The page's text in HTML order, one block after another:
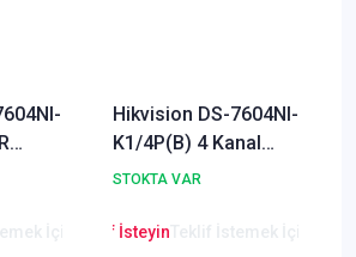
İçin Tıklayınız
Hikvision DS-7604NI-
K1/4P(B) 4 Kanal
POE NVR Kamera
STOKTA VAR
Lütfen Teklif İsteyin